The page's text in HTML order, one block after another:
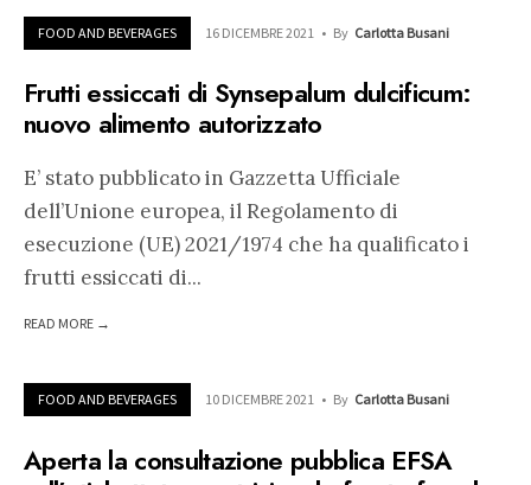
FOOD AND BEVERAGES 16 DICEMBRE 2021 • By Carlotta Busani
Frutti essiccati di Synsepalum dulcificum:
nuovo alimento autorizzato
E’ stato pubblicato in Gazzetta Ufficiale
dell’Unione europea, il Regolamento di
esecuzione (UE) 2021/1974 che ha qualificato i
frutti essiccati di...
READ MORE →
FOOD AND BEVERAGES 10 DICEMBRE 2021 • By Carlotta Busani
Aperta la consultazione pubblica EFSA